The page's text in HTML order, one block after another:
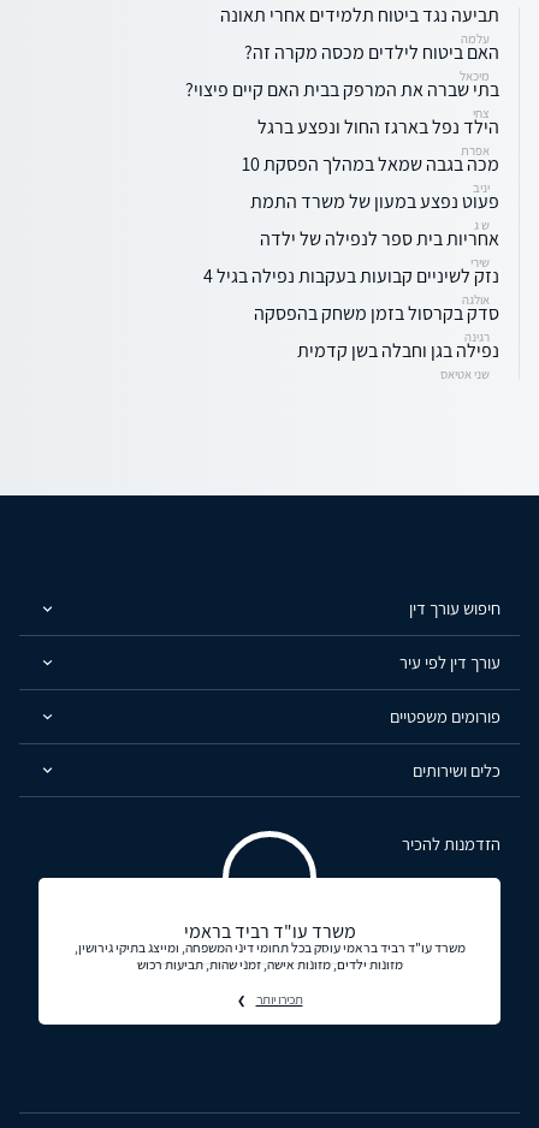
תביעה נגד ביטוח תלמידים אחרי תאונה
עלמה
האם ביטוח לילדים מכסה מקרה זה?
מיכאל
בתי שברה את המרפק בבית האם קיים פיצוי?
צחי
הילד נפל בארגז החול ונפצע ברגל
אפרת
מכה בגבה שמאל במהלך הפסקת 10
יניב
פעוט נפצע במעון של משרד התמת
ש ג
אחריות בית ספר לנפילה של ילדה
שירי
נזק לשיניים קבועות בעקבות נפילה בגיל 4
אולגה
סדק בקרסול בזמן משחק בהפסקה
רגינה
נפילה בגן וחבלה בשן קדמית
שני אטיאס
חיפוש עורך דין
עורך דין לפי עיר
פורומים משפטיים
כלים ושירותים
הזדמנות להכיר
משרד עו"ד רביד בראמי
משרד עו"ד רביד בראמי עוסק בכל תחומי דיני המשפחה, ומייצג בתיקי גירושין,
מזונות ילדים, מזונות אישה, זמני שהות, תביעות רכוש
תכירו יותר